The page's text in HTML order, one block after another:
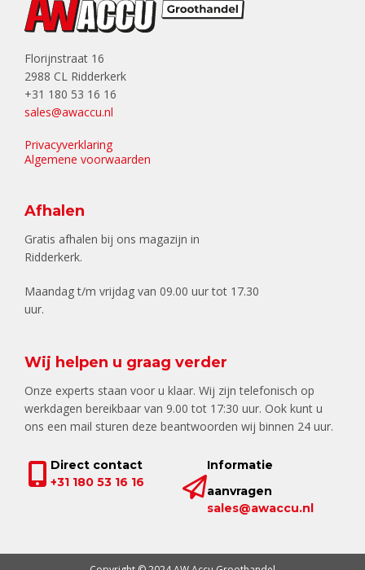
Florijnstraat 16
2988 CL Ridderkerk
+31 180 53 16 16
sales@awaccu.nl
Privacyverklaring
Algemene voorwaarden
Afhalen
Gratis afhalen bij ons magazijn in
Ridderkerk.
Maandag t/m vrijdag van 09.00 uur tot 17.30
uur.
Wij helpen u graag verder
Onze experts staan voor u klaar. Wij zijn telefonisch op
werkdagen bereikbaar van 9.00 tot 17:30 uur. Ook kunt u
ons een mail sturen deze beantwoorden wij binnen 24 uur.
Direct contact
+31 180 53 16 16
Informatie
aanvragen
sales@awaccu.nl